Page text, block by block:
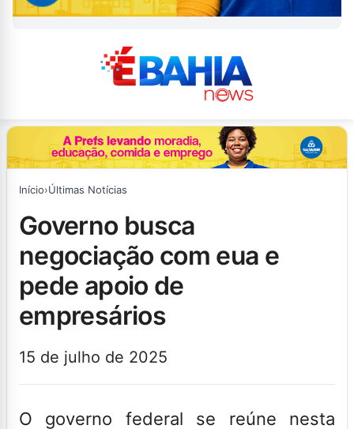
Início›Últimas Notícias
governo busca
negociação com eua e
pede apoio de
empresários
15 de julho de 2025
O governo federal se reúne nesta